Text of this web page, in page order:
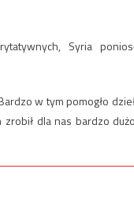
Syria
w tym pomogło
zrobił dla nas bardzo